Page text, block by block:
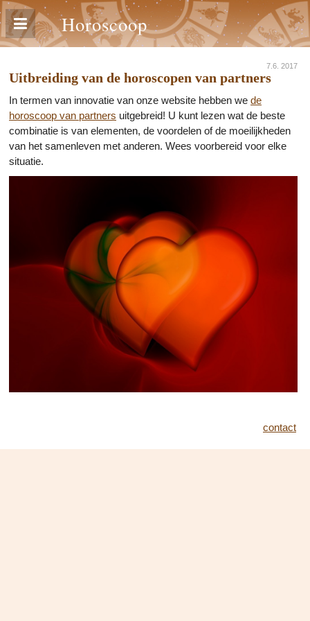
Horoscoop
7.6. 2017
Uitbreiding van de horoscopen van partners
In termen van innovatie van onze website hebben we de
horoscoop van partners uitgebreid! U kunt lezen wat de beste
combinatie is van elementen, de voordelen of de moeilijkheden
van het samenleven met anderen. Wees voorbereid voor elke
situatie.
contact